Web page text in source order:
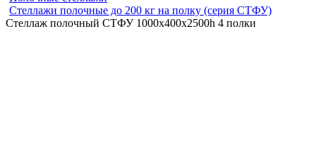
Стеллажи полочные до 200 кг на полку (серия СТФУ)
Стеллаж полочный СТФУ 1000х400x2500h 4 полки